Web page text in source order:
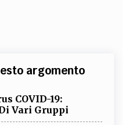
argomento
COVID-19:
Vari Gruppi